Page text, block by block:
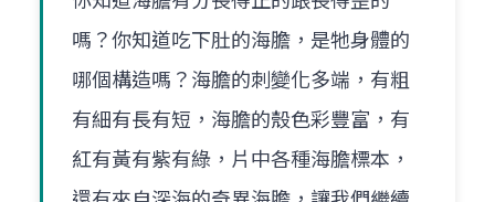
嗎？你知道吃下肚的海膽，是牠身體的
哪個構造嗎？海膽的刺變化多端，有粗
有細有長有短，海膽的殼色彩豐富，有
紅有黃有紫有綠，片中各種海膽標本，